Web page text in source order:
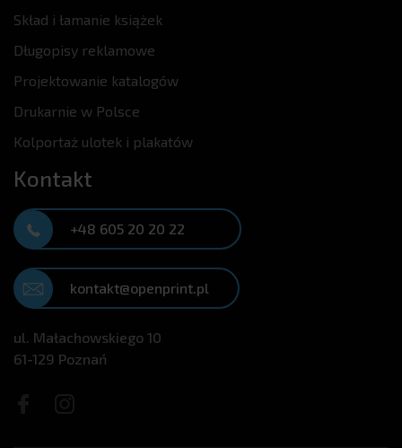
Skład i łamanie książek
Długopisy reklamowe
Projektowanie katalogów
Drukarnie w Polsce
Kolportaż ulotek i plakatów
Kontakt
+48 605 20 20 22
kontakt@openprint.pl
ul. Małachowskiego 10
61-129 Poznań